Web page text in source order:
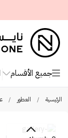
جميع الأقسام
الرئيسية / العطور /